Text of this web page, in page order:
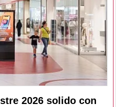
2026 solido con